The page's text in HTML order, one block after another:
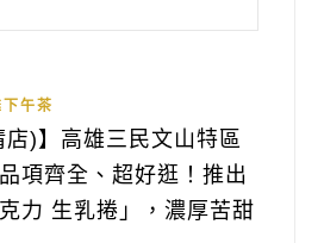
下午茶
店)】高雄三民文山特區
項齊全、超好逛！推出
力 生乳捲」，濃厚苦甜